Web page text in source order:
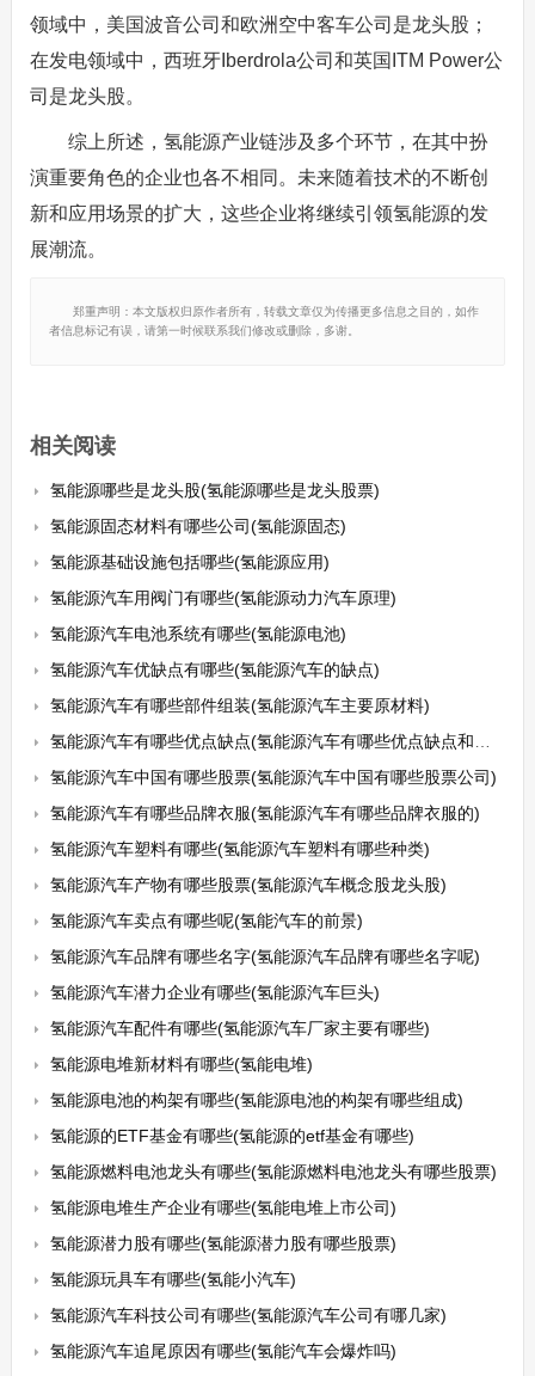
领域中，美国波音公司和欧洲空中客车公司是龙头股；
在发电领域中，西班牙Iberdrola公司和英国ITM Power公
司是龙头股。
综上所述，氢能源产业链涉及多个环节，在其中扮
演重要角色的企业也各不相同。未来随着技术的不断创
新和应用场景的扩大，这些企业将继续引领氢能源的发
展潮流。
郑重声明：本文版权归原作者所有，转载文章仅为传播更多信息之目的，如作
者信息标记有误，请第一时候联系我们修改或删除，多谢。
相关阅读
氢能源哪些是龙头股(氢能源哪些是龙头股票)
氢能源固态材料有哪些公司(氢能源固态)
氢能源基础设施包括哪些(氢能源应用)
氢能源汽车用阀门有哪些(氢能源动力汽车原理)
氢能源汽车电池系统有哪些(氢能源电池)
氢能源汽车优缺点有哪些(氢能源汽车的缺点)
氢能源汽车有哪些部件组装(氢能源汽车主要原材料)
氢能源汽车有哪些优点缺点(氢能源汽车有哪些优点缺点和不足)
氢能源汽车中国有哪些股票(氢能源汽车中国有哪些股票公司)
氢能源汽车有哪些品牌衣服(氢能源汽车有哪些品牌衣服的)
氢能源汽车塑料有哪些(氢能源汽车塑料有哪些种类)
氢能源汽车产物有哪些股票(氢能源汽车概念股龙头股)
氢能源汽车卖点有哪些呢(氢能汽车的前景)
氢能源汽车品牌有哪些名字(氢能源汽车品牌有哪些名字呢)
氢能源汽车潜力企业有哪些(氢能源汽车巨头)
氢能源汽车配件有哪些(氢能源汽车厂家主要有哪些)
氢能源电堆新材料有哪些(氢能电堆)
氢能源电池的构架有哪些(氢能源电池的构架有哪些组成)
氢能源的ETF基金有哪些(氢能源的etf基金有哪些)
氢能源燃料电池龙头有哪些(氢能源燃料电池龙头有哪些股票)
氢能源电堆生产企业有哪些(氢能电堆上市公司)
氢能源潜力股有哪些(氢能源潜力股有哪些股票)
氢能源玩具车有哪些(氢能小汽车)
氢能源汽车科技公司有哪些(氢能源汽车公司有哪几家)
氢能源汽车追尾原因有哪些(氢能汽车会爆炸吗)